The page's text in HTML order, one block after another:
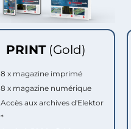
PRINT (Gold)
8 x magazine imprimé
8 x magazine numérique
Accès aux archives d'Elektor
*